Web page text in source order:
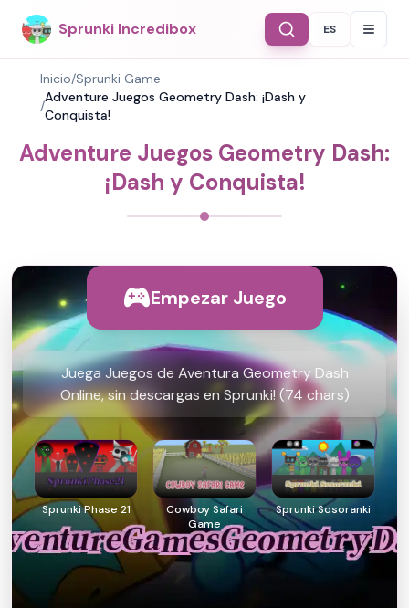
Sprunki Incredibox Select
ES
Inicio/Sprunki Game
/
Adventure Juegos Geometry Dash: ¡Dash y
Conquista!
Adventure Juegos Geometry Dash:
¡Dash y Conquista!
Empezar Juego
Juega Juegos de Aventura Geometry Dash
Online, sin descargas en Sprunki! (74 chars)
Sprunki Phase 21
Cowboy Safari
Game
Sprunki Sosoranki